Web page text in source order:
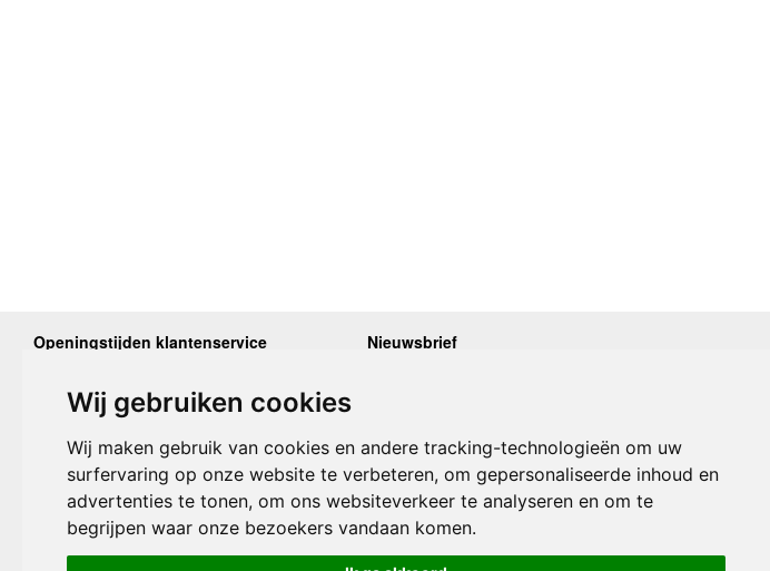
Wij gebruiken cookies
Wij maken gebruik van cookies en andere tracking-technologieën om uw
surfervaring op onze website te verbeteren, om gepersonaliseerde inhoud en
advertenties te tonen, om ons websiteverkeer te analyseren en om te
begrijpen waar onze bezoekers vandaan komen.
Openingstijden klantenservice
Woensdag
10.00 - 12.30 en 13.30 - 17.00
Donderdag
Vrijdag
10.00 - 12.30 en 13.30 - 17.00
Zaterdag
gesloten
Zondag
gesloten
Nieuwsbrief
Onze laatste Nieuwsbrief
Inschrijven